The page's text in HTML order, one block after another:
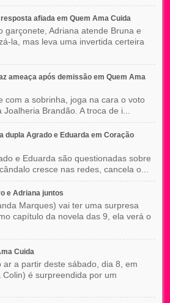
afiada em Quem Ama Cuida
garçonete, Adriana atende Bruna e
la, mas leva uma invertida certeira
ameaça após demissão em Quem Ama
com a sobrinha, joga na cara o voto
Brandão. A troca de i...
dupla Agrado e Eduarda em Coração
e Eduarda são questionadas sobre
cresce nas redes, cancela o...
e Adriana juntos
Marques) vai ter uma surpresa
capítulo da novela das 9, ela verá o
Cuida
a partir deste sábado, dia 8, em
é surpreendida por um